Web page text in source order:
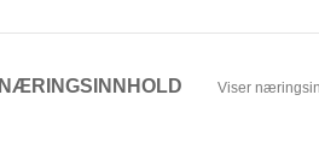
NÆRINGSINNHOLD Viser